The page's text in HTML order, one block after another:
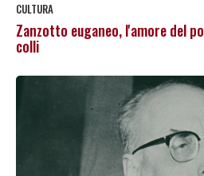
CULTURA
Zanzotto euganeo, l'amore del
colli